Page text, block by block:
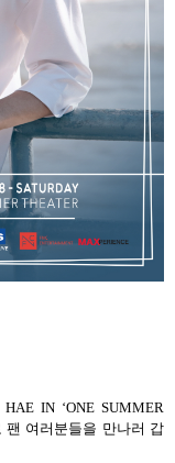
HAE IN ‘ONE SUMMER
팬 여러분들을 만나러 갑